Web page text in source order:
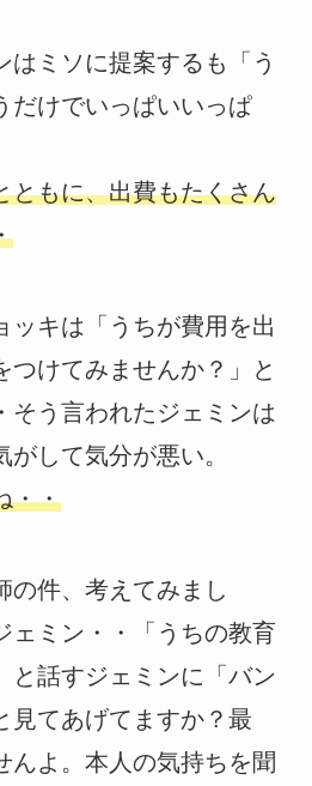
はミソに提案するも「う
だけでいっぱいいっぱ
ともに、出費もたくさん
ッキは「うちが費用を出
つけてみませんか？」と
そう言われたジェミンは
して気分が悪い。
・・
の件、考えてみまし
ェミン・・「うちの教育
と話すジェミンに「バン
見てあげてますか？最
んよ。本人の気持ちを聞